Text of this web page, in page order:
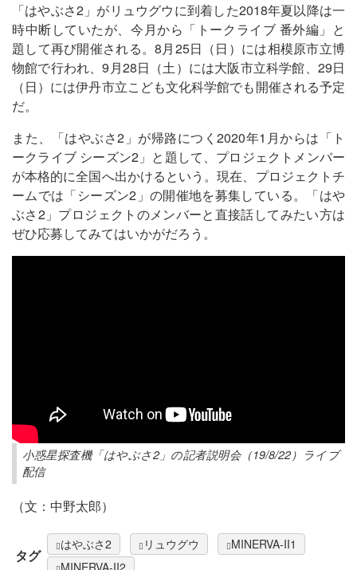
「はやぶさ2」がリュウグウに到着した2018年夏以降は一
時中断していたが、今月から「トークライブ 番外編」と
題して再び開催される。8月25日（日）には相模原市立博
物館で行われ、9月28日（土）には大阪市立科学館、29日
（日）には伊丹市立こども文化科学館でも開催される予定
だ。
また、「はやぶさ2」が帰路につく2020年1月からは「ト
ークライブ シーズン2」と題して、プロジェクトメンバー
が本格的に全国へ出かけるという。現在、プロジェクトチ
ームでは「シーズン2」の開催地を募集している。「はや
ぶさ2」プロジェクトのメンバーと直接話してみたい方は
ぜひ応募してみてはいかがだろう。
小惑星探査機「はやぶさ2」の記者説明会（19/8/22）ライブ
配信
（文：中野太郎）
タグ
はやぶさ2 リュウグウ
MINERVA-II1